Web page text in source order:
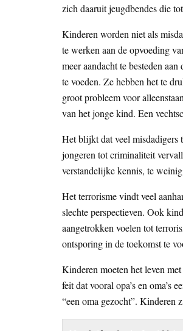
zich daaruit jeugdbendes die
Kinderen worden niet als
te werken aan de opvoeding
meer aandacht te besteden
te voeden. Ze hebben het te
groot probleem voor
van het jonge kind. Een
Het blijkt dat veel misdadigers
jongeren tot criminaliteit
verstandelijke kennis, te
Het terrorisme vindt veel
slechte perspectieven. Ook
aangetrokken voelen tot
ontsporing in de toekomst te
Kinderen moeten het leven
feit dat vooral opa’s en oma’s
“een oma gezocht”. Kinderen